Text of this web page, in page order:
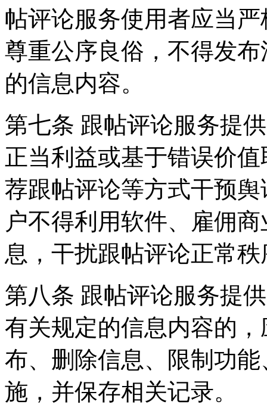
帖评论服务使用者应当
尊重公序良俗，不得发
的信息内容。
第七条 跟帖评论服务提
正当利益或基于错误价
荐跟帖评论等方式干预
户不得利用软件、雇佣
息，干扰跟帖评论正常
第八条 跟帖评论服务提
有关规定的信息内容的
布、删除信息、限制功
施，并保存相关记录。